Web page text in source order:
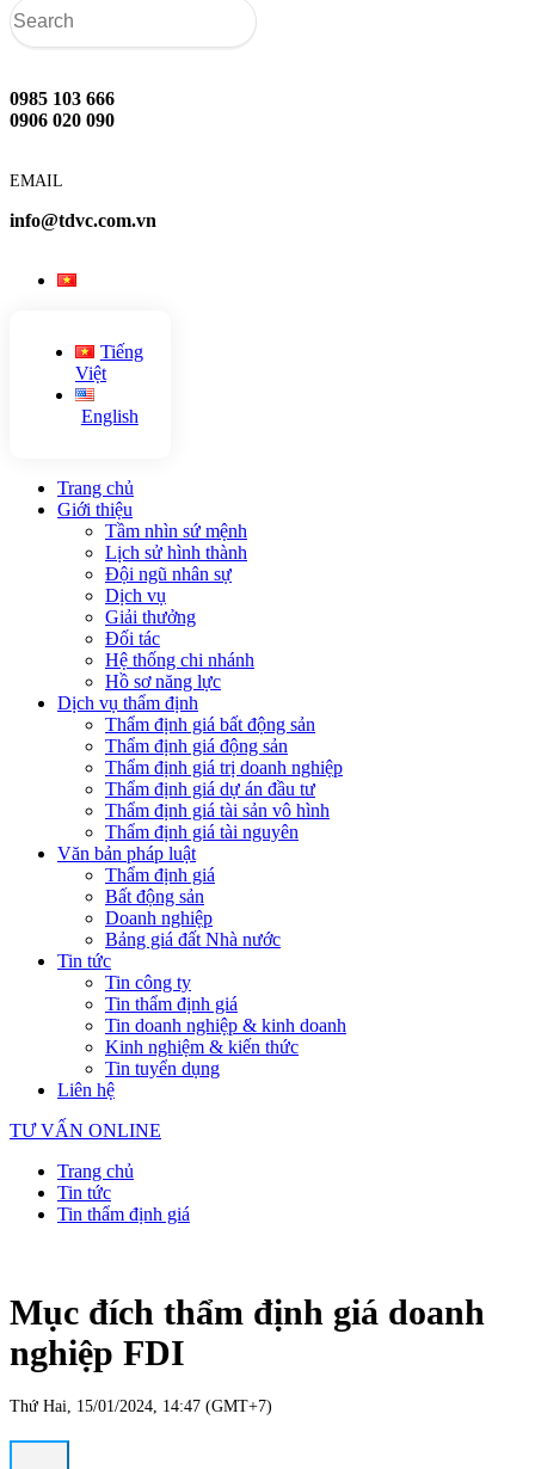
0985 103 666
0906 020 090
EMAIL
info@tdvc.com.vn
Tiếng
Việt
English
Trang chủ
Giới thiệu
Tầm nhìn sứ mệnh
Lịch sử hình thành
Đội ngũ nhân sự
Dịch vụ
Giải thưởng
Đối tác
Hệ thống chi nhánh
Hồ sơ năng lực
Dịch vụ thẩm định
Thẩm định giá bất động sản
Thẩm định giá động sản
Thẩm định giá trị doanh nghiệp
Thẩm định giá dự án đầu tư
Thẩm định giá tài sản vô hình
Thẩm định giá tài nguyên
Văn bản pháp luật
Thẩm định giá
Bất động sản
Doanh nghiệp
Bảng giá đất Nhà nước
Tin tức
Tin công ty
Tin thẩm định giá
Tin doanh nghiệp & kinh doanh
Kinh nghiệm & kiến thức
Tin tuyển dụng
Liên hệ
TƯ VẤN ONLINE
Trang chủ
Tin tức
Tin thẩm định giá
Mục đích thẩm định giá doanh
nghiệp FDI
Thứ Hai, 15/01/2024, 14:47 (GMT+7)